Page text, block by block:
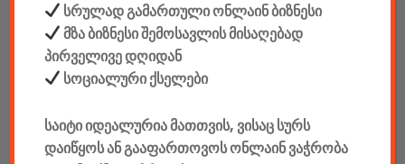
ᲐᲦᲬᲔᲠᲐ
მწარმოებელი: Redragon
მწარმოებელი: Redragon
სრულად გამართული ონლაინ ბიზნესი
მზა ბიზნესი შემოსავლის მისაღებად
პირველივე დღიდან
სოციალური ქსელები
საიტი იდეალურია მათთვის, ვისაც სურს
დაიწყოს ან გააფართოვოს ონლაინ ვაჭრობა